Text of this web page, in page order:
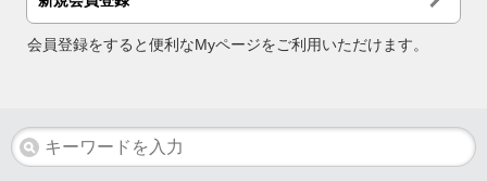
会員登録をすると便利なMyページをご利用いただけます。